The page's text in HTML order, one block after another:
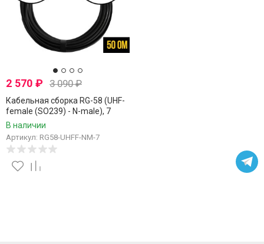
2 570 ₽ 3 090₽
Кабельная сборка RG-58 (UHF-
female (SO239) - N-male), 7
метров
В наличии
Артикул: RG58-UHFF-NM-7